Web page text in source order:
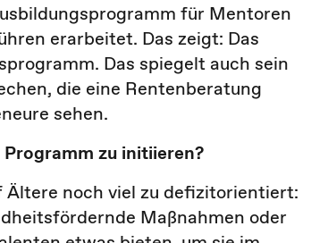
für Mentoren
erarbeitet. Das zeigt: Das
Das spiegelt auch sein
die eine Rentenberatung
sehen.
zu initiieren?
noch viel zu defizitorientiert:
Maßnahmen oder